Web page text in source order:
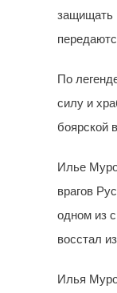
защищать
По
силу и
боярской
Илье
врагов
одном из
восстал
Илья